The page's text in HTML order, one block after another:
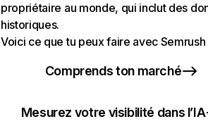
propriétaire au monde, qui inclut des
historiques.
Voici ce que tu peux faire avec Semrush
Comprends ton marché
Mesurez votre visibilité dans l’IA